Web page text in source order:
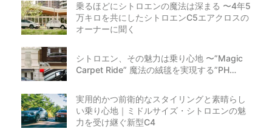
乗るほどにシトロエンの魔法は深まる 〜4年5
万キロを共にしたシトロエンC5エアクロスの
オーナーに聞く
シトロエン、その魅力は乗り心地 〜”Magic
Carpet Ride” 魔法の絨毯を実現する”PH…
実用的かつ前衛的なスタイリングと素晴らし
い乗り心地｜ミドルサイズ・シトロエンの魅
力を受け継ぐ新型C4